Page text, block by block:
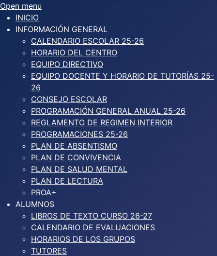
Open menu
INICIO
INFORMACIÓN GENERAL
CALENDARIO ESCOLAR 25-26
HORARIO DEL CENTRO
EQUIPO DIRECTIVO
EQUIPO DOCENTE Y HORARIO DE TUTORÍAS 25-
26
CONSEJO ESCOLAR
PROGRAMACIÓN GENERAL ANUAL 25-26
REGLAMENTO DE REGIMEN INTERIOR
PROGRAMACIONES 25-26
PLAN DE ABSENTISMO
PLAN DE CONVIVENCIA
PLAN DE SALUD MENTAL
PLAN DE LECTURA
PROA+
ALUMNOS
LIBROS DE TEXTO CURSO 26-27
CALENDARIO DE EVALUACIONES
HORARIOS DE LOS GRUPOS
TUTORES